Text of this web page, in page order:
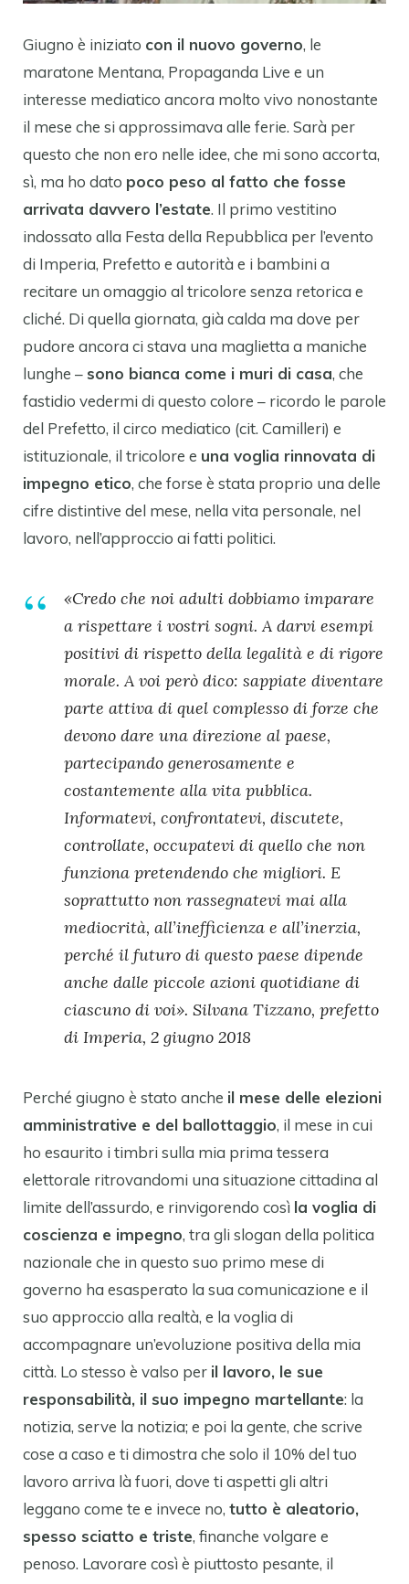
Giugno è iniziato con il nuovo governo, le
maratone Mentana, Propaganda Live e un
interesse mediatico ancora molto vivo nonostante
il mese che si approssimava alle ferie. Sarà per
questo che non ero nelle idee, che mi sono accorta,
sì, ma ho dato poco peso al fatto che fosse
arrivata davvero l’estate. Il primo vestitino
indossato alla Festa della Repubblica per l’evento
di Imperia, Prefetto e autorità e i bambini a
recitare un omaggio al tricolore senza retorica e
cliché. Di quella giornata, già calda ma dove per
pudore ancora ci stava una maglietta a maniche
lunghe –sono bianca come i muri di casa, che
fastidio vedermi di questo colore – ricordo le parole
del Prefetto, il circo mediatico (cit. Camilleri) e
istituzionale, il tricolore e una voglia rinnovata di
impegno etico, che forse è stata proprio una delle
cifre distintive del mese, nella vita personale, nel
lavoro, nell’approccio ai fatti politici.
«Credo che noi adulti dobbiamo imparare
a rispettare i vostri sogni. A darvi esempi
positivi di rispetto della legalità e di rigore
morale. A voi però dico: sappiate diventare
parte attiva di quel complesso di forze che
devono dare una direzione al paese,
partecipando generosamente e
costantemente alla vita pubblica.
Informatevi, confrontatevi, discutete,
controllate, occupatevi di quello che non
funziona pretendendo che migliori. E
soprattutto non rassegnatevi mai alla
mediocrità, all’inefficienza e all’inerzia,
perché il futuro di questo paese dipende
anche dalle piccole azioni quotidiane di
ciascuno di voi». Silvana Tizzano, prefetto
di Imperia, 2 giugno 2018
Perché giugno è stato anche il mese delle elezioni
amministrative e del ballottaggio, il mese in cui
ho esaurito i timbri sulla mia prima tessera
elettorale ritrovandomi una situazione cittadina al
limite dell’assurdo, e rinvigorendo così la voglia di
coscienza e impegno, tra gli slogan della politica
nazionale che in questo suo primo mese di
governo ha esasperato la sua comunicazione e il
suo approccio alla realtà, e la voglia di
accompagnare un’evoluzione positiva della mia
città. Lo stesso è valso per il lavoro, le sue
responsabilità, il suo impegno martellante: la
notizia, serve la notizia; e poi la gente, che scrive
cose a caso e ti dimostra che solo il 10% del tuo
lavoro arriva là fuori, dove ti aspetti gli altri
leggano come te e invece no, tutto è aleatorio,
spesso sciatto e triste, finanche volgare e
penoso. Lavorare così è piuttosto pesante, il